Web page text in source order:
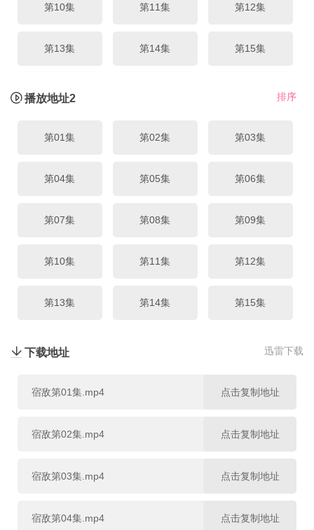
第10集 第11集 第12集
第13集 第14集 第15集
排序
播放地址2
第01集 第02集 第03集
第04集 第05集 第06集
第07集 第08集 第09集
第10集 第11集 第12集
第13集 第14集 第15集
迅雷下载
下载地址
宿敌第01集.mp4 点击复制地址
宿敌第02集.mp4 点击复制地址
宿敌第03集.mp4 点击复制地址
宿敌第04集.mp4 点击复制地址